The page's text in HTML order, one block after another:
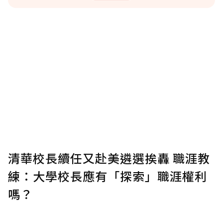
確認送出
清華校長續任又赴美遴選挨轟 職涯教
練：大學校長應有「探索」職涯權利
嗎？